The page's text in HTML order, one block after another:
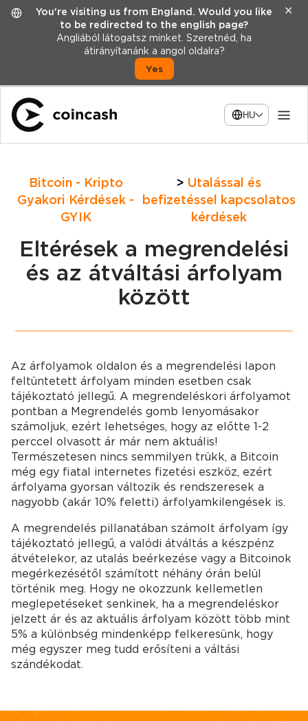
You're visiting us from England. Would you like
to be redirected to the english page?
Angliából látogatsz minket. Szeretnéd, ha
átirányítanánk a angol oldalra?
Yes
✕
HU
Bitcoin - Kripto
Gyakori Kérdések -
GYIK
Utalással és
befizetéssel kapcsolatos
kérdések
Eltérések a megrendelési
és az átváltási árfolyam
között
Az árfolyamok oldalon és a megrendelési lapon
feltüntetett árfolyam minden esetben csak
tájékoztató jellegű. A megrendeléskori árfolyamot
pontban a Megrendelés gomb lenyomásakor
számoljuk, ezért lehetséges, hogy az előtte 1-2
perccel olvasott ár már nem aktuális!
Természetesen nincs semmilyen trükk, a Bitcoin
még egy fiatal internetes fizetési eszköz, ezért
árfolyama gyorsan változik és rendszeresek a
nagyobb (akár 10% feletti) árfolyamkilengések is.
A megrendelés pillanatában számolt árfolyam így
tájékoztató jellegű, a valódi átváltás a készpénz
átvételekor, az utalás beérkezése vagy a Bitcoinok
megérkezésétől számított néhány órán belül
történik meg. Hogy ne okozzunk kellemetlen
meglepetéseket senkinek, ha a megrendeléskor
jelzett ár és az aktuális árfolyam között több mint
5% a különbség mindenképp felkeresünk, hogy
még egyszer meg tudd erősíteni a váltási
szándékodat.